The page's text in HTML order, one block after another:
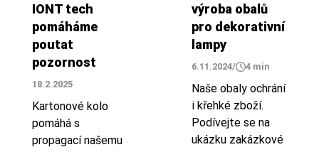
IONT tech
pomáháme
poutat
pozornost
18.2.2025
Kartonové kolo
pomáhá s
propagací našemu
výroba obalů
pro dekorativní
lampy
6.11.2024/ 4 min
Naše obaly ochrání
i křehké zboží.
Podívejte se na
ukázku zakázkové